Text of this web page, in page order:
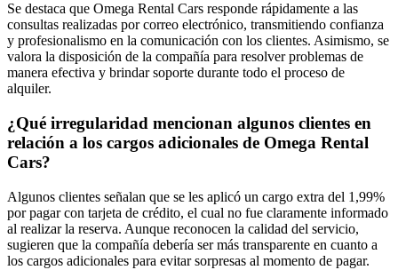
Se destaca que Omega Rental Cars responde rápidamente a las
consultas realizadas por correo electrónico, transmitiendo confianza
y profesionalismo en la comunicación con los clientes. Asimismo, se
valora la disposición de la compañía para resolver problemas de
manera efectiva y brindar soporte durante todo el proceso de
alquiler.
¿Qué irregularidad mencionan algunos clientes en
relación a los cargos adicionales de Omega Rental
Cars?
Algunos clientes señalan que se les aplicó un cargo extra del 1,99%
por pagar con tarjeta de crédito, el cual no fue claramente informado
al realizar la reserva. Aunque reconocen la calidad del servicio,
sugieren que la compañía debería ser más transparente en cuanto a
los cargos adicionales para evitar sorpresas al momento de pagar.